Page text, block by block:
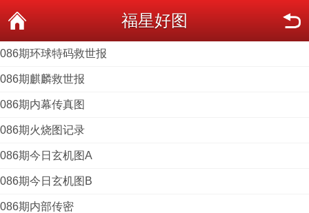
福星好图
086期环球特码救世报
086期麒麟救世报
086期内幕传真图
086期火烧图记录
086期今日玄机图A
086期今日玄机图B
086期内部传密